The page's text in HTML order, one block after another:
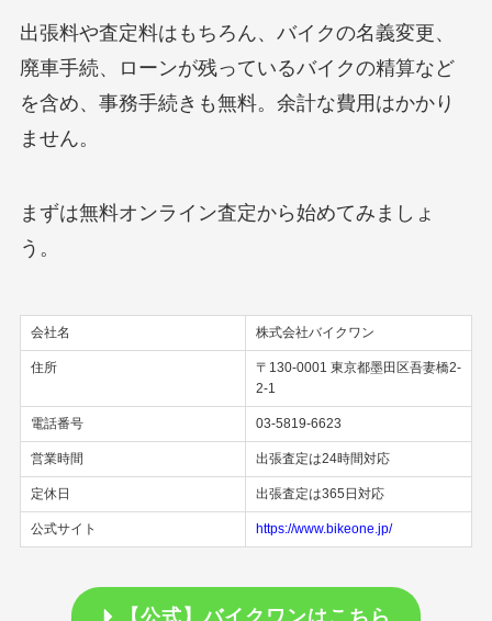
出張料や査定料はもちろん、バイクの名義変更、
廃車手続、ローンが残っているバイクの精算など
を含め、事務手続きも無料。余計な費用はかかり
ません。
まずは無料オンライン査定から始めてみましょ
う。
会社名 株式会社バイクワン
住所
〒130-0001 東京都墨田区吾妻橋2-
2-1
電話番号 03-5819-6623
営業時間 出張査定は24時間対応
定休日 出張査定は365日対応
公式サイト https://www.bikeone.jp/
【公式】バイクワンはこちら